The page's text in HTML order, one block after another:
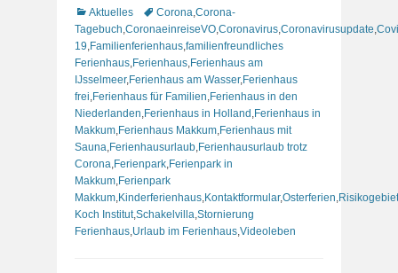
Kategorien
Aktuelles Schlagworte
Corona,Corona-
Tagebuch,CoronaeinreiseVO,Coronavirus,Coronavirusupdate,
19,Familienferienhaus,familienfreundliches
Ferienhaus,Ferienhaus,Ferienhaus am
IJsselmeer,Ferienhaus am Wasser,Ferienhaus
frei,Ferienhaus für Familien,Ferienhaus in den
Niederlanden,Ferienhaus in Holland ,Ferienhaus in
Makkum,Ferienhaus Makkum,Ferienhaus mit
Sauna,Ferienhausurlaub,Ferienhausurlaub trotz
Corona,Ferienpark,Ferienpark in
Makkum,Ferienpark
Makkum,Kinderferienhaus,Kontaktformular,Osterferien,Risikogebiet
Koch Institut,Schakelvilla,Stornierung
Ferienhaus,Urlaub im Ferienhaus,Videoleben